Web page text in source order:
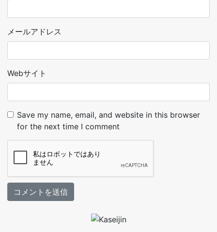
メールアドレス
Webサイト
Save my name, email, and website in this browser
for the next time I comment